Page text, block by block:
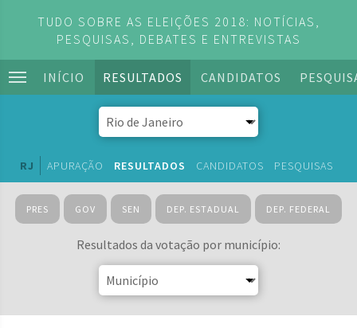
TUDO SOBRE AS ELEIÇÕES 2018: NOTÍCIAS,
PESQUISAS, DEBATES E ENTREVISTAS
INÍCIO RESULTADOS CANDIDATOS
RJ APURAÇÃO RESULTADOS CANDIDATOS PESQUISAS
PRES GOV SEN DEP. ESTADUAL DEP. FEDERAL
Resultados da votação por município: